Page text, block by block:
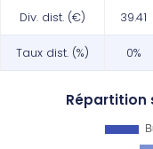
Div. dist. (€) 39.41
Taux dist. (%) 0%
Répartition